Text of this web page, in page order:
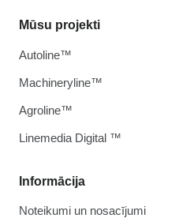
Informācija
Noteikumi un nosacījumi
Mūsu projekti
Autoline™
Machineryline™
Agroline™
Linemedia Digital ™